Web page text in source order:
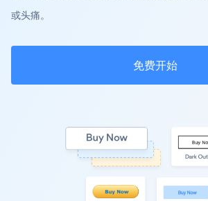
或头痛。
免费开始